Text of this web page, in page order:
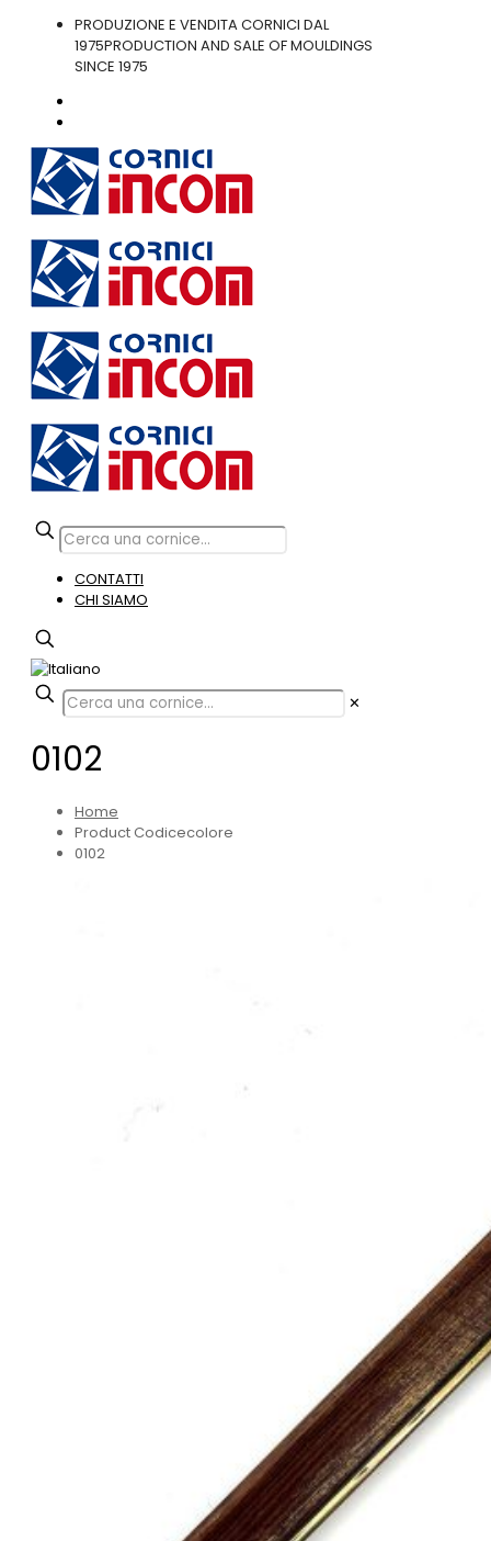
PRODUZIONE E VENDITA CORNICI DAL
1975PRODUCTION AND SALE OF MOULDINGS
SINCE 1975
CONTATTI
CHI SIAMO
✕
0102
Home
Product Codicecolore
0102